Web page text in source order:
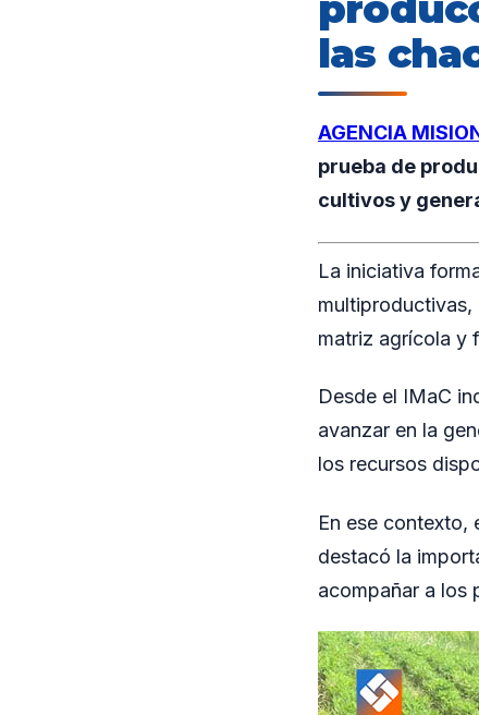
las
AGENCIA
prueba de
cultivos y
La iniciativa
multiproductivas,
matriz agrícola y
Desde el IMaC
avanzar en la
los recursos
En ese contexto,
destacó la
acompañar a los